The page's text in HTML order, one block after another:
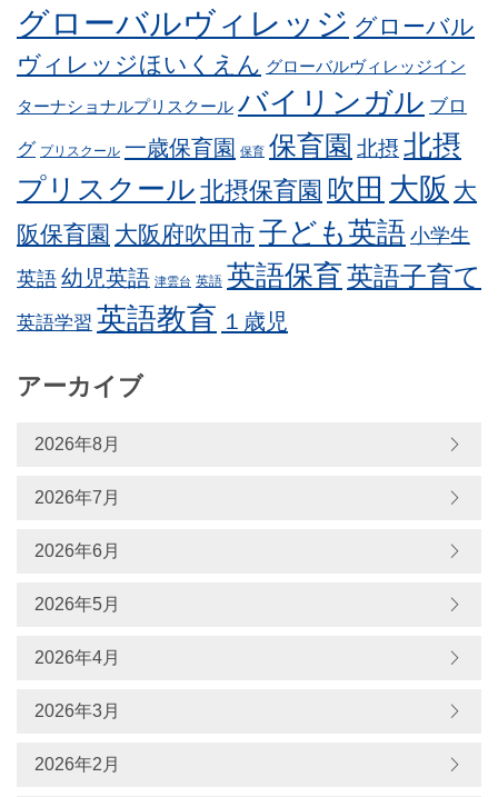
グローバルヴィレッジ グローバル
ヴィレッジほいくえん グローバルヴィレッジイン
ターナショナルプリスクール バイリンガル ブロ
グ プリスクール 一歳保育園 保育 保育園 北摂 北摂
プリスクール 北摂保育園 吹田 大阪 大
阪保育園 大阪府吹田市子ども英語 小学生
英語幼児英語 津雲台 英語 英語保育英語子育て
英語学習 英語教育 １歳児
アーカイブ
2026年8月
2026年7月
2026年6月
2026年5月
2026年4月
2026年3月
2026年2月